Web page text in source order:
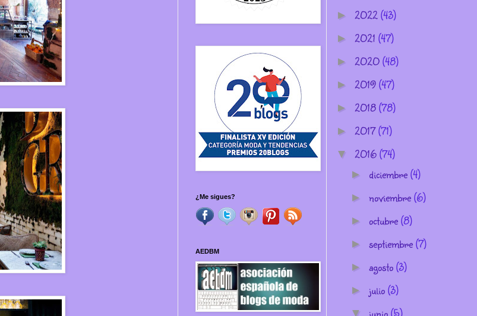
¿Me sigues?
AEDBM
► 2022(43)
► 2021 (47)
► 2020(48)
► 2019(47)
► 2018(78)
► 2017(71)
▼ 2016(74)
► diciembre(4)
► noviembre(6)
► octubre(8)
► septiembre(7)
► agosto(3)
► julio(3)
▼